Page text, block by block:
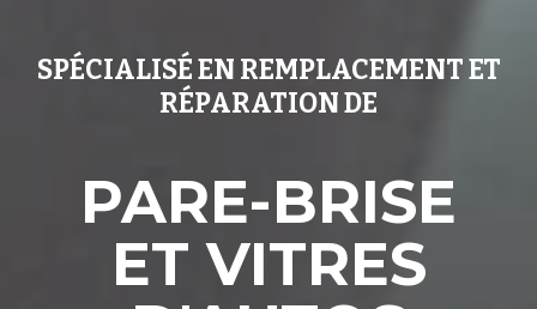
SPÉCIALISÉ EN REMPLACEMENT ET
RÉPARATION DE
PARE-BRISE
ET VITRES